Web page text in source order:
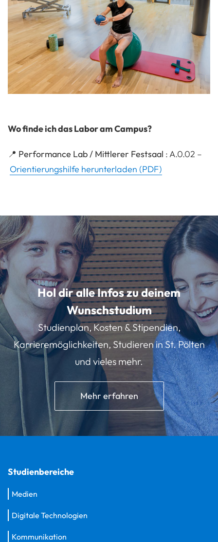
Wo finde ich das Labor am Campus?
📍 Performance Lab / Mittlerer Festsaal : A.0.02 –
Orientierungshilfe herunterladen (PDF)
Hol dir alle Infos zu deinem
Wunschstudium
Studienplan, Kosten & Stipendien,
Karrieremöglichkeiten, Studieren in St. Pölten
und vieles mehr.
Mehr erfahren
Studienbereiche
Medien
Digitale Technologien
Kommunikation